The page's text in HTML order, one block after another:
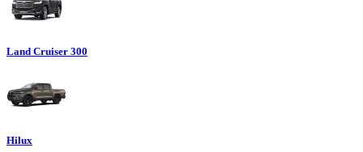
Land Cruiser 300
Hilux